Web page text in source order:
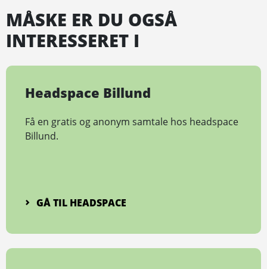
MÅSKE ER DU OGSÅ
INTERESSERET I
Headspace Billund
Få en gratis og anonym samtale hos headspace
Billund.
GÅ TIL HEADSPACE